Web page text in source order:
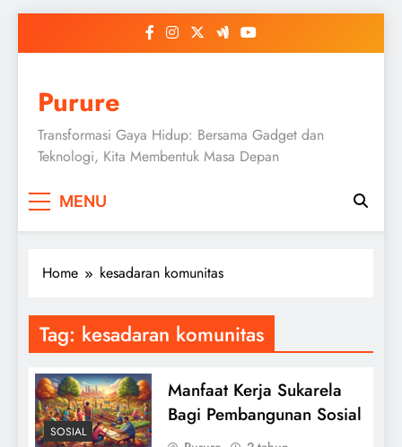
Purure
Transformasi Gaya Hidup: Bersama Gadget dan
Teknologi, Kita Membentuk Masa Depan
MENU
Home kesadaran komunitas
Tag: kesadaran komunitas
SOSIAL
Manfaat Kerja Sukarela
Bagi Pembangunan Sosial